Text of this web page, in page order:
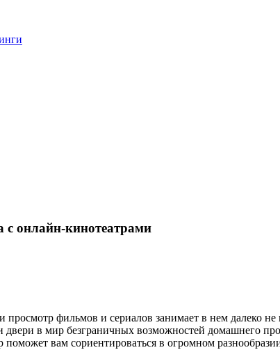
онлайн-кинотеатрами
фильмов и сериалов занимает в нем далеко
двери в мир безграничных возможностей домашнего
поможет вам сориентироваться в огромном